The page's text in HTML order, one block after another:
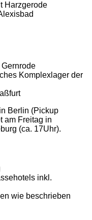
Harzgerode
Komplexlager der
Berlin (Pickup
am Freitag in
(ca. 17Uhr).
inkl.
wie beschrieben